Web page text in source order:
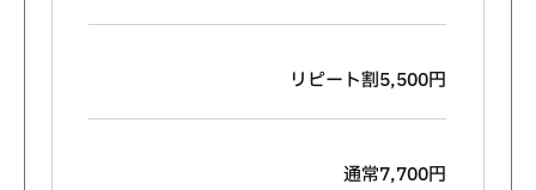
リピート割5,500円
通常7,700円